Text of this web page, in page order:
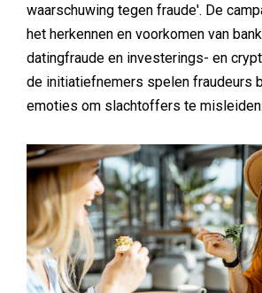
waarschuwing tegen fraude'. De
het herkennen en voorkomen van
datingfraude en investerings- en
de initiatiefnemers spelen fraudeurs
emoties om slachtoffers te misleiden.